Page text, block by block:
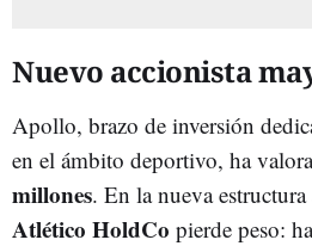
Nuevo accionista
Apollo, brazo de inversión
en el ámbito deportivo, ha
millones. En la nueva
Atlético HoldCo pierde peso: